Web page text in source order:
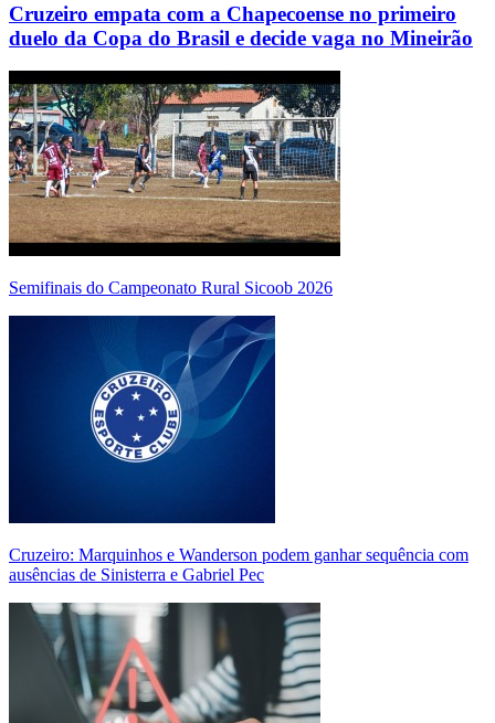
Cruzeiro empata com a Chapecoense no primeiro
duelo da Copa do Brasil e decide vaga no Mineirão
Semifinais do Campeonato Rural Sicoob 2026
Cruzeiro: Marquinhos e Wanderson podem ganhar sequência com
ausências de Sinisterra e Gabriel Pec